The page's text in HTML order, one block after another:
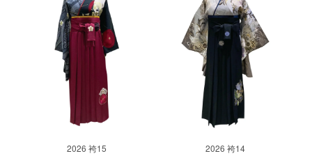
2026 袴15 2026 袴14